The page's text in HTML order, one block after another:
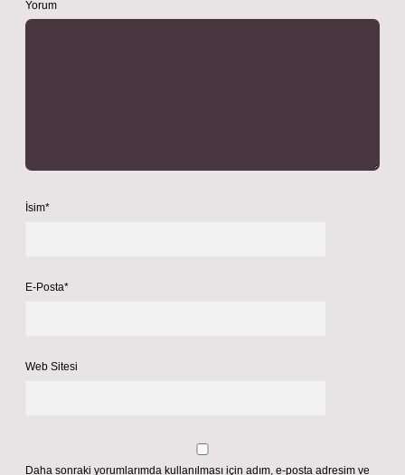
Yorum
İsim*
E-Posta*
Web Sitesi
Daha sonraki yorumlarımda kullanılması için adım, e-posta adresim ve